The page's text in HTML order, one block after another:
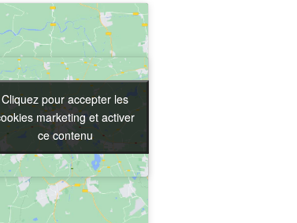
Cliquez pour accepter les
marketing et activer
ce contenu
Cliquez pour accepter les
marketing et activer
ce contenu